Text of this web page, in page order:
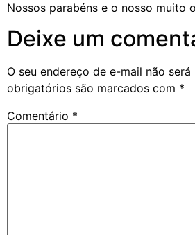
Nossos parabéns e o nosso muito
Deixe um
O seu endereço de e-mail não
obrigatórios são marcados com *
Comentário *